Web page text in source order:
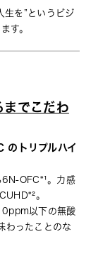
生を”というビジ
す。
でこだわ
トリプルハイ
OFC*¹。力感
。
以下の無酸
わったことのな